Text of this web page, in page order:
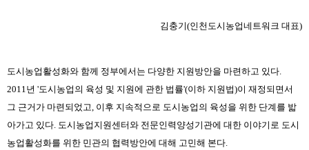
김충기(인천도시농업네트워크 대표)
도시농업활성화와 함께 정부에서는 다양한 지원방안을 마련하고 있다.
2011년 '도시농업의 육성 및 지원에 관한 법률'(이하 지원법)이 재정되면서
그 근거가 마련되었고, 이후 지속적으로 도시농업의 육성을 위한 단계를 밟
아가고 있다. 도시농업지원센터와 전문인력양성기관에 대한 이야기로 도시
농업활성화를 위한 민관의 협력방안에 대해 고민해 본다.